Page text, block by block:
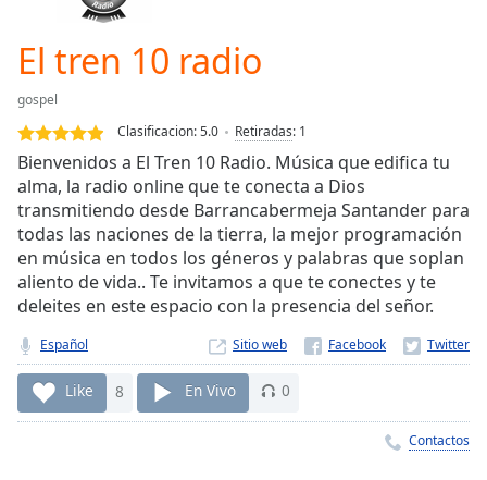
Current
Time
0:00
Duration
Loaded:
0.00%
Stream
TypeLIVE
Seek to
live,
currently
behind
liveLIVE
Time-
1x
El tren 10 radio
gospel
Clasificacion:5.0 Retiradas: 1
Bienvenidos a El Tren 10 Radio. Música que edifica tu
alma, la radio online que te conecta a Dios
transmitiendo desde Barrancabermeja Santander para
todas las naciones de la tierra, la mejor programación
en música en todos los géneros y palabras que soplan
aliento de vida.. Te invitamos a que te conectes y te
deleites en este espacio con la presencia del señor.
Español Sitio web
Like 8 En Vivo 0
Contactos